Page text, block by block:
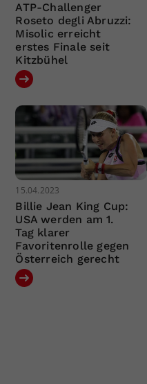
ATP-Challenger
Roseto degli Abruzzi:
Misolic erreicht
erstes Finale seit
Kitzbühel
15.04.2023
Billie Jean King Cup:
USA werden am 1.
Tag klarer
Favoritenrolle gegen
Österreich gerecht